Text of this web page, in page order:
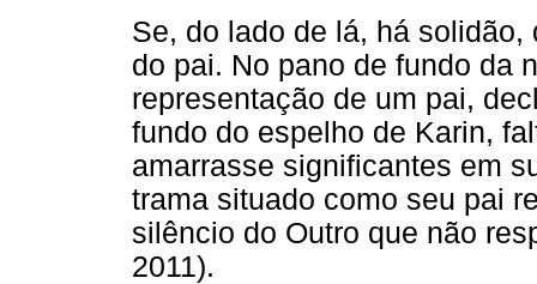
Se, do lado de lá, há
do pai. No pano de fundo da
representação de um pai,
fundo do espelho de Karin,
amarrasse significantes em
trama situado como seu pai
silêncio do Outro que não
2011).